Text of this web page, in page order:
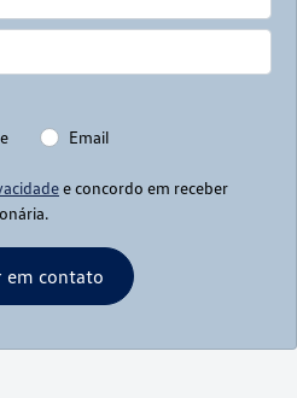
Email
e concordo em receber
em contato